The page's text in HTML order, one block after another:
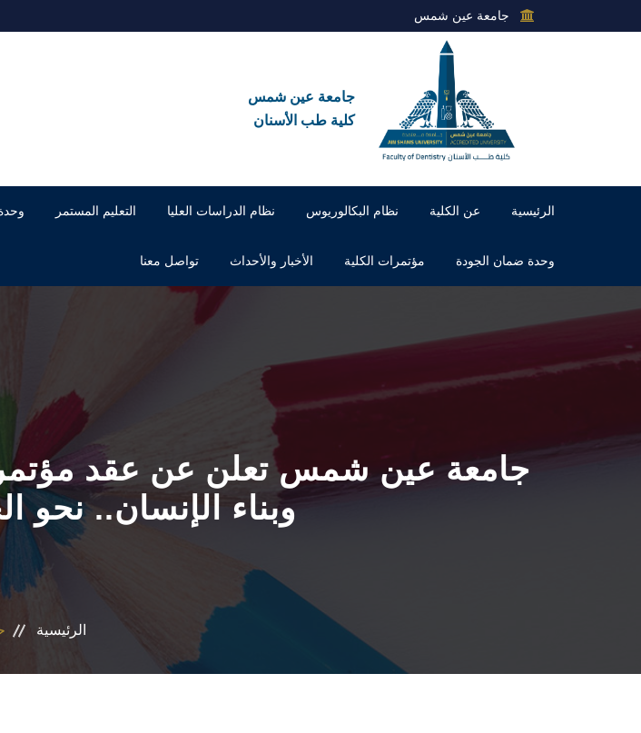
جامعة عين شمس
جامعة عين شمس
كلية طب الأسنان
الرئيسية عن الكلية نظام البكالوريوس نظام الدراسات العليا التعليم المستمر
وحدة ضمان الجودة مؤتمرات الكلية الأخبار والأحداث تواصل معنا
جامعة عين شمس تعلن عن عقد
وبناء الإنسان.. نحو
الرئيسية